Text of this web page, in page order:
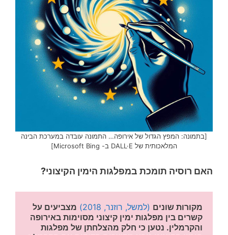
[בתמונה: המפץ הגדול של אירופה… התמונה עובדה במערכת הבינה
המלאכותית של DALL·E ב- Microsoft Bing]
האם רוסיה תומכת במפלגות הימין הקיצוני?
מקורות שונים (למשל, רוזנר, 2018)